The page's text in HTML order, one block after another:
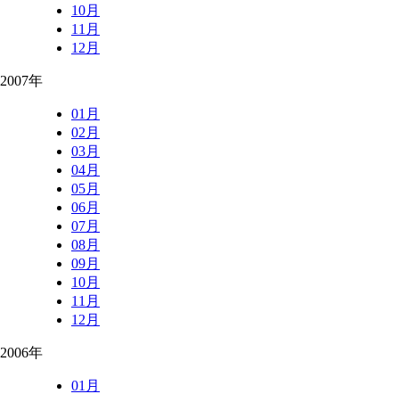
10月
11月
12月
2007年
01月
02月
03月
04月
05月
06月
07月
08月
09月
10月
11月
12月
2006年
01月